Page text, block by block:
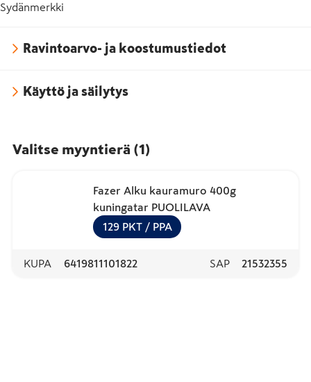
Sydänmerkki
Ravintoarvo- ja koostumustiedot
Käyttö ja säilytys
Valitse myyntierä (1)
Fazer Alku kauramuro 400g
kuningatar PUOLILAVA
129 PKT / PPA
KUPA 6419811101822 SAP 21532355